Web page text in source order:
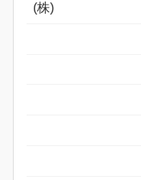
(株)